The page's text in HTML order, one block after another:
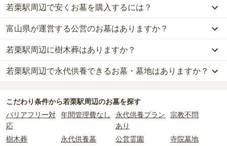
若栗駅周辺での購入費用の目安は、一般墓が約177万円、樹木葬が
約98万円、永代供養墓が約88万円です。
一般墓を建てる場合は、「永代使用料（土地代）」と「墓石代」の
2つが主な費用となります。
若栗駅周辺の一般墓の永代使用料の平均は
富山
材によって変わります。
使用料のみかかります。
なお、お墓によっては以下の費用が別途かかる場合があります。
・
：お墓を新しく建てた際に行う儀式のための費
用。僧侶に渡すお布施がかかります。
若栗駅周辺で安くお墓を購入するには？
若栗駅周辺で一番安価なお墓は、慈晃苑 の一般墓 で、
(墓石
代別)からお求めいただけます。
一般的に最も費用を抑えられるのは、他の方のご遺骨と一緒に埋葬
する「合祀墓（ごうしぼ）」と呼ばれるタイプです。個別のお墓に
比べて省スペースで管理の手間がかからないため、費用が安く設定
価格の目安は、1名あたり5万円〜30万円程度です。
若栗駅周辺で安価なお墓を探したい場合は、価格の安い順で並び替
えてお墓を探すのがおすすめです。
富山県が運営する公営のお墓はありますか？
若栗駅周辺には、富山県が運営する公営の霊園が
黒部市営 宮野墓地、入善町営 上飯野墓地公園、黒部市営 宇奈月墓
地などが代表的です。
れているケースがほとんどです。
主な条件として、遺骨がすでにある、該当の市区町村に一定年数以
上住んでいるなどが挙げられます。
条件を満たさない場合は、申し込み自体ができないことも多いた
若栗駅周辺に樹木葬はありますか？
若栗駅周辺には、1件の樹木葬があります。
詳しくは、若栗駅周辺の樹木葬の一覧をご覧ください。
若栗駅周辺で永代供養できるお墓・墓地はありますか？
詳しくは、若栗駅周辺の永代供養の一覧をご覧ください。
こだわり条件から若栗駅周辺のお墓を探す
バリアフリー対
応
年間管理費なし
永代供養プラン
あり
宗教不問
樹木葬 永代供養墓 公営霊園
寺院墓地